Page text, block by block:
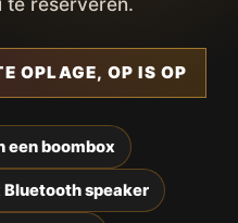
OPLAGE, OP IS OP
een boombox
Bluetooth speaker